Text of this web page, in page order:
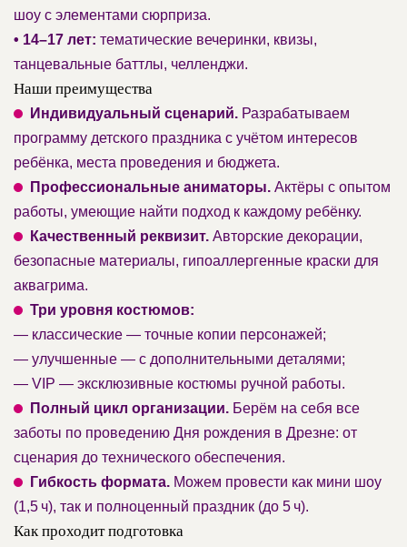
шоу с элементами сюрприза.
• 14–17 лет: тематические вечеринки, квизы,
танцевальные баттлы, челленджи.
Наши преимущества
Индивидуальный сценарий. Разрабатываем
программу детского праздника с учётом интересов
ребёнка, места проведения и бюджета.
Профессиональные аниматоры. Актёры с опытом
работы, умеющие найти подход к каждому ребёнку.
Качественный реквизит. Авторские декорации,
безопасные материалы, гипоаллергенные краски для
аквагрима.
Три уровня костюмов:
— классические — точные копии персонажей;
— улучшенные — с дополнительными деталями;
— VIP — эксклюзивные костюмы ручной работы.
Полный цикл организации. Берём на себя все
заботы по проведению Дня рождения в Дрезне: от
сценария до технического обеспечения.
Гибкость формата. Можем провести как мини шоу
(1,5 ч), так и полноценный праздник (до 5 ч).
Как проходит подготовка